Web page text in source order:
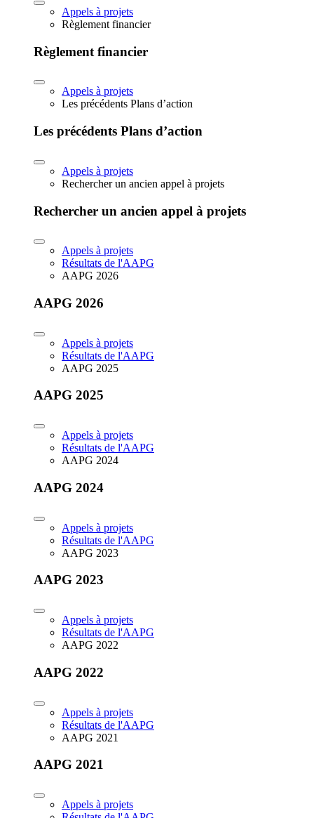
Appels à projets
Règlement financier
Règlement financier
Appels à projets
Les précédents Plans d’action
Les précédents Plans d’action
Appels à projets
Rechercher un ancien appel à projets
Rechercher un ancien appel à projets
Appels à projets
Résultats de l'AAPG
AAPG 2026
AAPG 2026
Appels à projets
Résultats de l'AAPG
AAPG 2025
AAPG 2025
Appels à projets
Résultats de l'AAPG
AAPG 2024
AAPG 2024
Appels à projets
Résultats de l'AAPG
AAPG 2023
AAPG 2023
Appels à projets
Résultats de l'AAPG
AAPG 2022
AAPG 2022
Appels à projets
Résultats de l'AAPG
AAPG 2021
AAPG 2021
Appels à projets